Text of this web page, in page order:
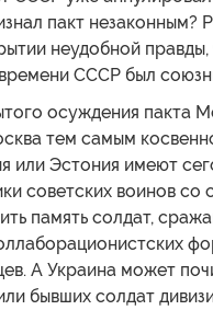
пакт незаконным?
неудобной правды,
СССР был
осуждения пакта
тем самым
или Эстония имеют
советских воинов со
память солдат,
А Украина может
бывших солдат